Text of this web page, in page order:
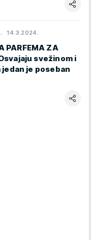
14.3.2024.
PARFEMA ZA
svežinom i
je poseban